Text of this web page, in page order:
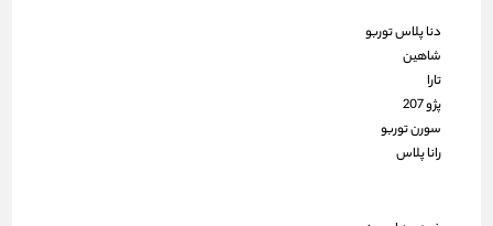
دنا پلاس توربو
شاهین
تارا
پژو 207
سورن توربو
رانا پلاس